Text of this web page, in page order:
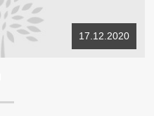
17.12.2020